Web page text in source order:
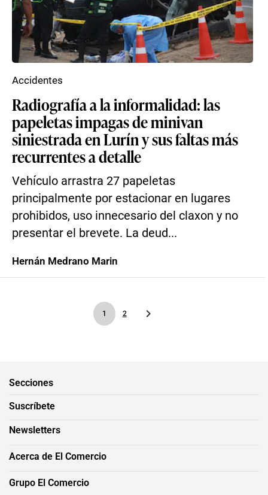
Radiografía a la informalidad: las
papeletas impagas de minivan
siniestrada en Lurín y sus faltas más
recurrentes a detalle
Vehículo arrastra 27 papeletas
principalmente por estacionar en lugares
prohibidos, uso innecesario del claxon y no
presentar el brevete. La deud...
Accidentes
Hernán Medrano Marin
1 2
Secciones
Suscríbete
Newsletters
Acerca de El Comercio
Grupo El Comercio